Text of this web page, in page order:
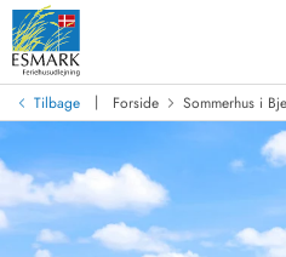
Tilbage | Forside Sommerhus i